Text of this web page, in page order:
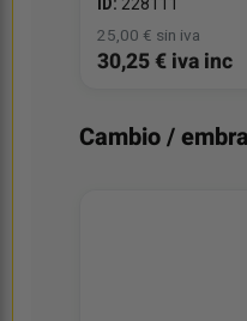
ID: 228111
25,00 € sin iva
30,25 € iva inc
Cambio /